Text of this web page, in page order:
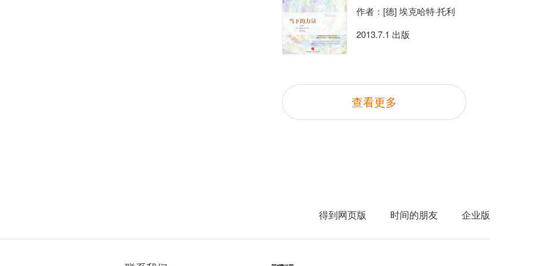
作者：[德] 埃克哈特·托利
2013.7.1 出版
查看更多
得到网页版 时间的朋友 企业版